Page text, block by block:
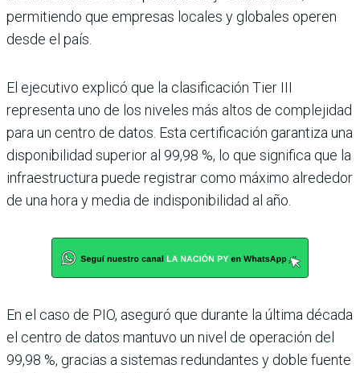
permitiendo que empresas locales y globales operen
desde el país.
El ejecutivo explicó que la clasificación Tier III
representa uno de los niveles más altos de complejidad
para un centro de datos. Esta certificación garantiza una
disponibilidad superior al 99,98 %, lo que significa que la
infraestructura puede registrar como máximo alrededor
de una hora y media de indisponibilidad al año.
En el caso de PIO, aseguró que durante la última década
el centro de datos mantuvo un nivel de operación del
99,98 %, gracias a sistemas redundantes y doble fuente